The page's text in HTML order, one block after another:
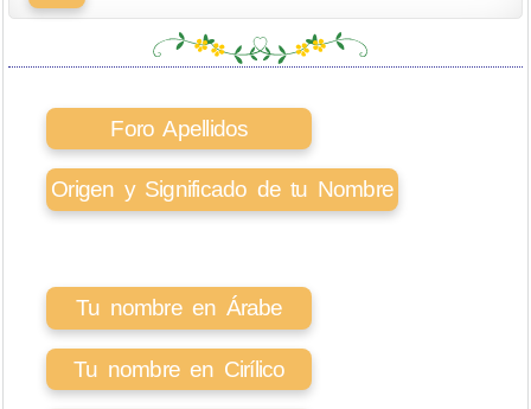
Foro Apellidos
Origen y Significado de tu Nombre
Tu nombre en Árabe
Tu nombre en Cirílico